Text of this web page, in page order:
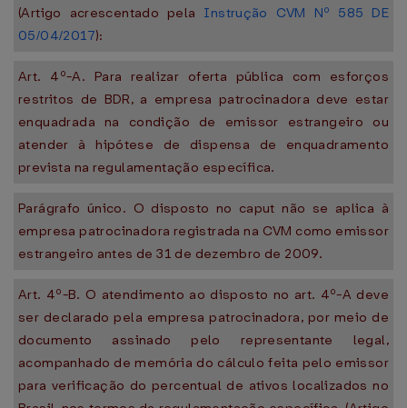
(Artigo acrescentado pela Instrução CVM Nº 585 DE
05/04/2017):
Art. 4º-A. Para realizar oferta pública com esforços
restritos de BDR, a empresa patrocinadora deve estar
enquadrada na condição de emissor estrangeiro ou
atender à hipótese de dispensa de enquadramento
prevista na regulamentação específica.
Parágrafo único. O disposto no caput não se aplica à
empresa patrocinadora registrada na CVM como emissor
estrangeiro antes de 31 de dezembro de 2009.
Art. 4º-B. O atendimento ao disposto no art. 4º-A deve
ser declarado pela empresa patrocinadora, por meio de
documento assinado pelo representante legal,
acompanhado de memória do cálculo feita pelo emissor
para verificação do percentual de ativos localizados no